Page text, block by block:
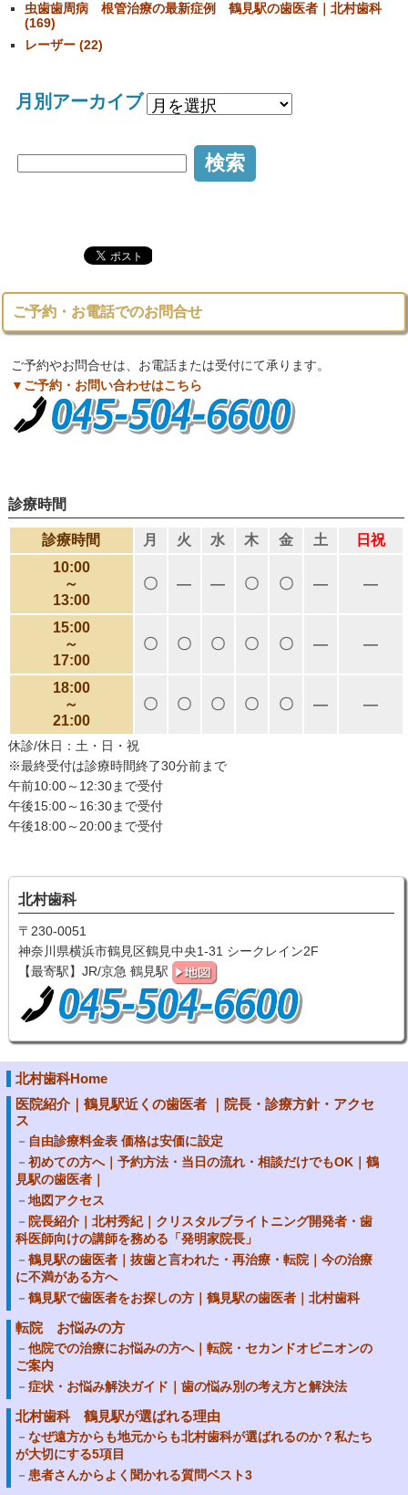
虫歯歯周病 根管治療の最新症例 鶴見駅の歯医者｜北村歯科
(169)
レーザー (22)
月別アーカイブ
ご予約・お電話でのお問合せ
ご予約やお問合せは、お電話または受付にて承ります。
▼ご予約・お問い合わせはこちら
診療時間
診療時間 月 火 水 木 金 土
日祝
10:00
～
13:00
〇 ― ― 〇 〇 ― ―
15:00
～
17:00
〇 〇 〇 〇 〇 ― ―
18:00
～
21:00
〇 〇 〇 〇 〇 ― ―
休診/休日：土・日・祝
※最終受付は診療時間終了30分前まで
午前10:00～12:30まで受付
午後15:00～16:30まで受付
午後18:00～20:00まで受付
北村歯科
〒230-0051
神奈川県横浜市鶴見区鶴見中央1-31 シークレイン2F
【最寄駅】JR/京急 鶴見駅
北村歯科Home
医院紹介｜鶴見駅近くの歯医者 ｜院長・診療方針・アクセ
ス
自由診療料金表 価格は安価に設定
初めての方へ｜予約方法・当日の流れ・相談だけでもOK｜鶴
見駅の歯医者｜
地図アクセス
院長紹介｜北村秀紀｜クリスタルブライトニング開発者・歯
科医師向けの講師を務める「発明家院長」
鶴見駅の歯医者｜抜歯と言われた・再治療・転院｜今の治療
に不満がある方へ
鶴見駅で歯医者をお探しの方｜鶴見駅の歯医者｜北村歯科
転院 お悩みの方
他院での治療にお悩みの方へ｜転院・セカンドオピニオンの
ご案内
症状・お悩み解決ガイド｜歯の悩み別の考え方と解決法
北村歯科 鶴見駅が選ばれる理由
なぜ遠方からも地元からも北村歯科が選ばれるのか？私たち
が大切にする5項目
患者さんからよく聞かれる質問ベスト3